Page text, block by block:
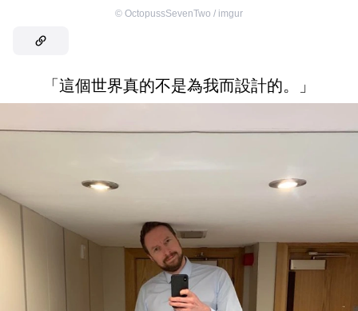
© OctopussSevenTwo / imgur
「這個世界真的不是為我而設計的。」